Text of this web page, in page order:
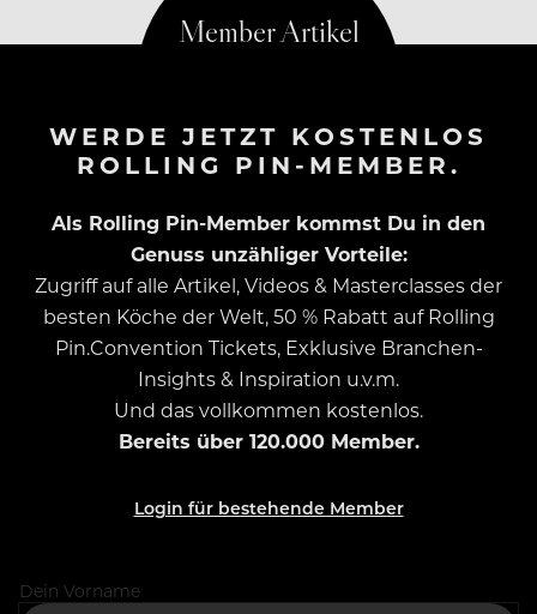
WERDE JETZT KOSTENLOS
ROLLING PIN-MEMBER.
Als Rolling Pin-Member kommst Du in den
Genuss unzähliger Vorteile:
Zugriff auf alle Artikel, Videos & Masterclasses der
besten Köche der Welt, 50 % Rabatt auf Rolling
Pin.Convention Tickets, Exklusive Branchen-
Insights & Inspiration u.v.m.
Und das vollkommen kostenlos.
Bereits über 120.000 Member.
Login für bestehende Member
Dein Vorname